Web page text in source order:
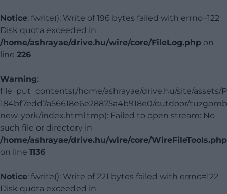
Notice: fwrite(): Write of 196 bytes failed with errno=122
Disk quota exceeded in
/home/ashrayae/drive.hu/wire/core/FileLog.php on
line 226
Warning:
file_put_contents(/home/ashrayae/drive.hu/site/assets/
184bf7edd7a56618e6e28875a4b918e0/outdoor/
new-york/index.html.tmp): Failed to open stream: No
such file or directory in
/home/ashrayae/drive.hu/wire/core/WireFileTools.php
on line 1136
Notice: fwrite(): Write of 221 bytes failed with errno=122
Disk quota exceeded in